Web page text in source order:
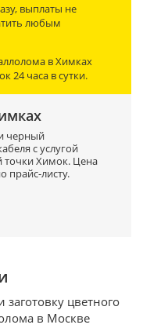
выплаты не
любым
в Химках
24 часа в сутки.
черный
с услугой
точки Химок. Цена
прайс-листу.
цветного
в Москве